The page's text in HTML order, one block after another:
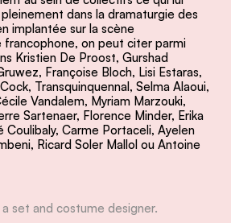
dans la dramaturgie des
implantée sur la scène
francophone, on peut citer parmi
Kristien De Proost,Gurshad
Françoise Bloch, Lisi Estaras,
Transquinquennal, Selma Alaoui,
Vandalem, Myriam Marzouki,
Sartenaer, Florence Minder, Erika
Coulibaly, Carme Portaceli, Ayelen
Ricard Soler Mallol ou Antoine
set and costume designer.